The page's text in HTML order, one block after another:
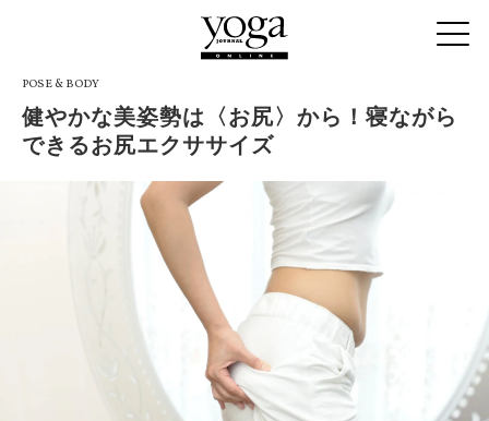
POSE & BODY
健やかな美姿勢は〈お尻〉から！寝ながら
できるお尻エクササイズ